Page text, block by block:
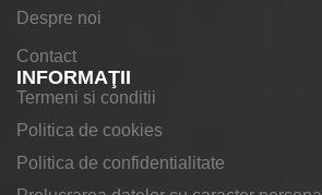
Despre noi
Contact
INFORMAŢII
Termeni si conditii
Politica de cookies
Politica de confidentialitate